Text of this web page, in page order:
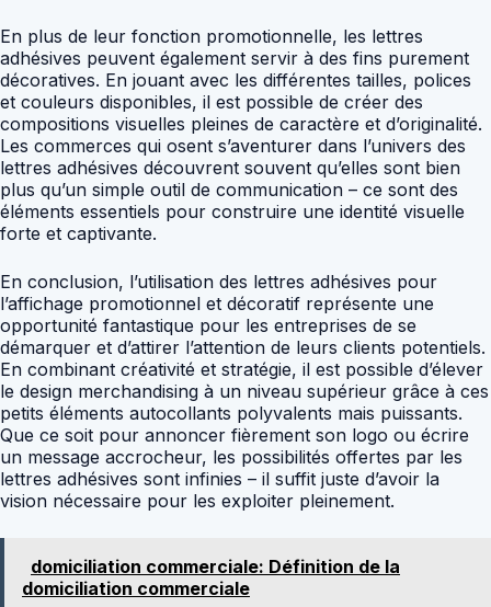
En plus de leur fonction promotionnelle, les lettres
adhésives peuvent également servir à des fins purement
décoratives. En jouant avec les différentes tailles, polices
et couleurs disponibles, il est possible de créer des
compositions visuelles pleines de caractère et d’originalité.
Les commerces qui osent s’aventurer dans l’univers des
lettres adhésives découvrent souvent qu’elles sont bien
plus qu’un simple outil de communication – ce sont des
éléments essentiels pour construire une identité visuelle
forte et captivante.
En conclusion, l’utilisation des lettres adhésives pour
l’affichage promotionnel et décoratif représente une
opportunité fantastique pour les entreprises de se
démarquer et d’attirer l’attention de leurs clients potentiels.
En combinant créativité et stratégie, il est possible d’élever
le design merchandising à un niveau supérieur grâce à ces
petits éléments autocollants polyvalents mais puissants.
Que ce soit pour annoncer fièrement son logo ou écrire
un message accrocheur, les possibilités offertes par les
lettres adhésives sont infinies – il suffit juste d’avoir la
vision nécessaire pour les exploiter pleinement.
domiciliation commerciale: Définition de la
domiciliation commerciale